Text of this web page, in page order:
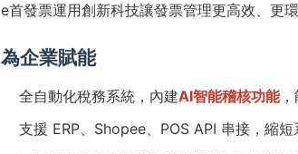
e首發票運用創新科技讓發票管理更高效、更
為企業賦能
全自動化稅務系統，內建AI智能稽核功能，
支援 ERP、Shopee、POS API 串接，縮短